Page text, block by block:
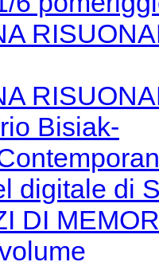
Bisiak-
digitale di
DI